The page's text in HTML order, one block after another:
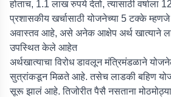
होताच, 1.1 लाख रुपये देतो, त्यासाठी वर्षाला
प्रशासकीय खर्चासाठी योजनेच्या 5 टक्के
अवास्तव आहे, असे अनेक आक्षेप अर्थ खात्याने
उपस्थित केले आहेत
अर्थखात्याचा विरोध डावलून मंत्रिमंडळाने
सुत्रांकडून मिळते आहे. तसेच लाडकी बहिण
सूरू झालं आहे. तिजोरीत पैसै नसताना मोठमोठ्या